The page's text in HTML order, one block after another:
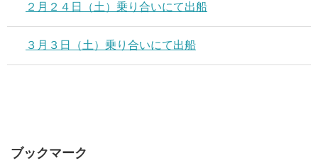
２月２４日（土）乗り合いにて出船
３月３日（土）乗り合いにて出船
ブックマーク